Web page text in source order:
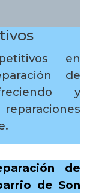
en
de
y
de
de Son